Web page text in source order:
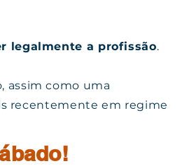
legalmente a profissão.
assim como uma
recentemente em regime